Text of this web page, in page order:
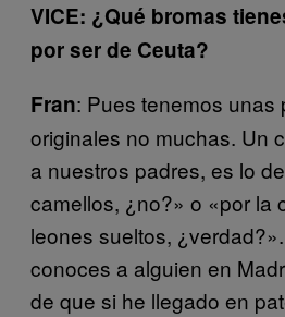
VICE: ¿Qué bromas
por ser de Ceuta?
Fran: Pues tenemos
originales no muchas. Un
a nuestros padres, es lo
camellos, ¿no?» o «por la
leones sueltos,
conoces a alguien en
de que si he llegado en